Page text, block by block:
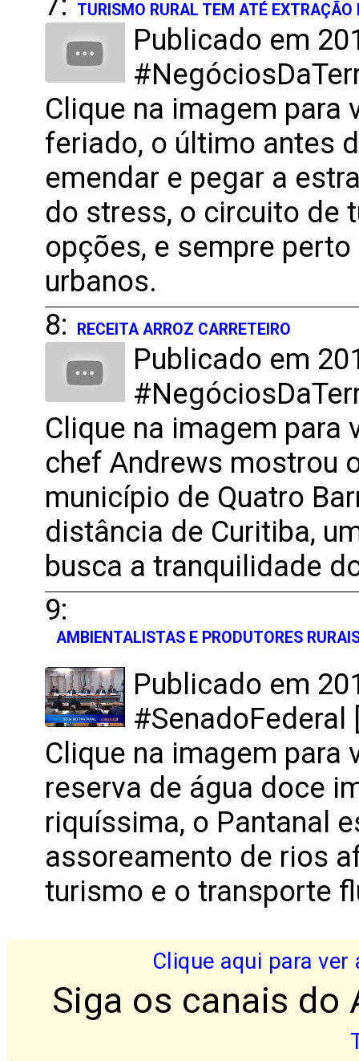
TURISMO RURAL TEM ATÉ EXTRAÇÃO
Publicado em
Clique na imagem para
feriado, o último antes
emendar e pegar a
do stress, o circuito de
opções, e sempre
urbanos.
8:
RECEITA ARROZ CARRETEIRO
Publicado em
Clique na imagem para
chef Andrews mostrou
município de Quatro
distância de Curitiba,
busca a tranquilidade
9:
AMBIENTALISTAS E PRODUTORES
Publicado em
#SenadoFederal
Clique na imagem para
reserva de água doce
riquíssima, o Pantanal
assoreamento de rios
turismo e o transporte
Clique aqui para
Siga os canais